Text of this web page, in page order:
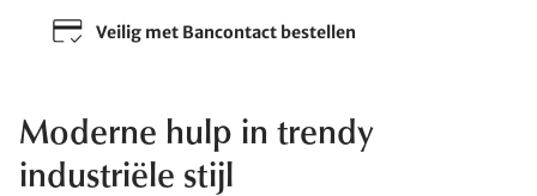
Veilig met Bancontact bestellen
Moderne hulp in trendy
industriële stijl